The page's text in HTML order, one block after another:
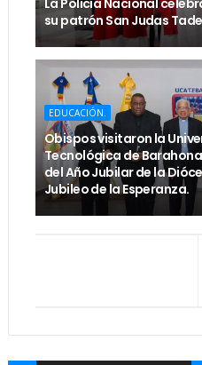
La Policía Nacional
su patrón San Judas
EDUCACIÓN.
Obispos visitaron la
Tecnológica de Barahona
del Año Jubilar de la
Jubileo de la Esperanza.